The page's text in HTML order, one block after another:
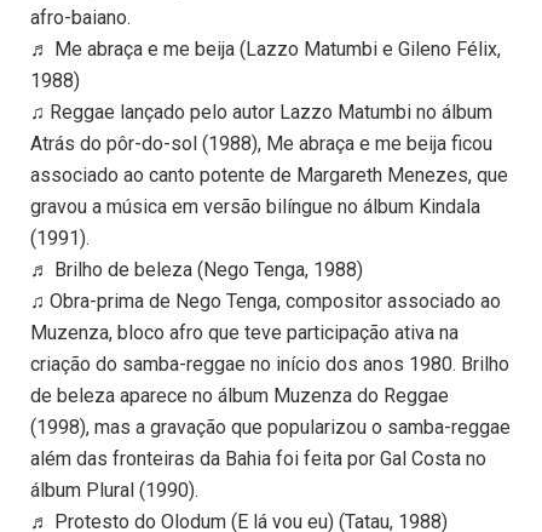
afro-baiano.
♬ Me abraça e me beija (Lazzo Matumbi e Gileno Félix,
1988)
♫ Reggae lançado pelo autor Lazzo Matumbi no álbum
Atrás do pôr-do-sol (1988), Me abraça e me beija ficou
associado ao canto potente de Margareth Menezes, que
gravou a música em versão bilíngue no álbum Kindala
(1991).
♬ Brilho de beleza (Nego Tenga, 1988)
♫ Obra-prima de Nego Tenga, compositor associado ao
Muzenza, bloco afro que teve participação ativa na
criação do samba-reggae no início dos anos 1980. Brilho
de beleza aparece no álbum Muzenza do Reggae
(1998), mas a gravação que popularizou o samba-reggae
além das fronteiras da Bahia foi feita por Gal Costa no
álbum Plural (1990).
♬ Protesto do Olodum (E lá vou eu) (Tatau, 1988)